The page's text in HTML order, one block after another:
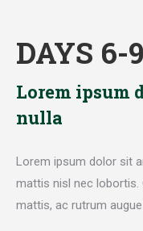
DAYS 6-9
Lorem ipsum
nulla
Lorem ipsum dolor sit
mattis nisl nec lobortis.
mattis, ac rutrum